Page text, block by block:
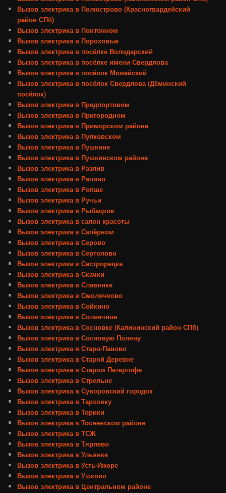
Вызов электрика в Полюстрово (Красногвардейский
район СПб)
Вызов электрика в Понтонном
Вызов электрика в Пороховые
Вызов электрика в посёлке Володарский
Вызов электрика в посёлке имени Свердлова
Вызов электрика в посёлок Можайский
Вызов электрика в посёлок Свердлова (Дёминский
посёлок)
Вызов электрика в Предпортовом
Вызов электрика в Пригородном
Вызов электрика в Приморском районе
Вызов электрика в Пулковском
Вызов электрика в Пушкине
Вызов электрика в Пушкинском районе
Вызов электрика в Разлив
Вызов электрика в Репино
Вызов электрика в Ропше
Вызов электрика в Ручьи
Вызов электрика в Рыбацкое
Вызов электрика в салон красоты
Вызов электрика в Сапёрном
Вызов электрика в Серово
Вызов электрика в Сертолово
Вызов электрика в Сестрорецке
Вызов электрика в Скачки
Вызов электрика в Славянке
Вызов электрика в Смолячково
Вызов электрика в Сойкино
Вызов электрика в Солнечное
Вызов электрика в Сосновке (Калининский район СПб)
Вызов электрика в Сосновую Поляну
Вызов электрика в Старо-Паново
Вызов электрика в Старой Деревне
Вызов электрика в Старом Петергофе
Вызов электрика в Стрельне
Вызов электрика в Суворовский городок
Вызов электрика в Тарховку
Вызов электрика в Торики
Вызов электрика в Тосненском районе
Вызов электрика в ТСЖ
Вызов электрика в Тярлево
Вызов электрика в Ульянке
Вызов электрика в Усть-Ижоре
Вызов электрика в Ушково
Вызов электрика в Центральном районе